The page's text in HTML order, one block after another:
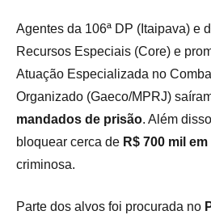
Agentes da 106ª DP (Itaipava) e
Recursos Especiais (Core) e
Atuação Especializada no
Organizado (Gaeco/MPRJ)
mandados de prisão. Além
bloquear cerca de R$ 700 mil
criminosa.
Parte dos alvos foi procurada no